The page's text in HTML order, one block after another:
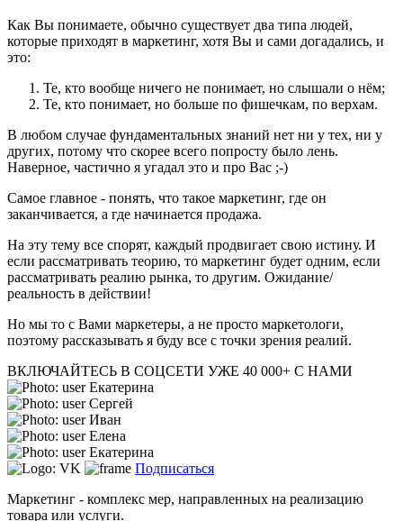
Как Вы понимаете, обычно существует два типа людей,
которые приходят в маркетинг, хотя Вы и сами догадались, и
это:
Те, кто вообще ничего не понимает, но слышали о нём;
Те, кто понимает, но больше по фишечкам, по верхам.
В любом случае фундаментальных знаний нет ни у тех, ни у
других, потому что скорее всего попросту было лень.
Наверное, частично я угадал это и про Вас ;-)
Самое главное - понять, что такое маркетинг, где он
заканчивается, а где начинается продажа.
На эту тему все спорят, каждый продвигает свою истину. И
если рассматривать теорию, то маркетинг будет одним, если
рассматривать реалию рынка, то другим. Ожидание/
реальность в действии!
Но мы то с Вами маркетеры, а не просто маркетологи,
поэтому рассказывать я буду все с точки зрения реалий.
ВКЛЮЧАЙТЕСЬ В СОЦСЕТИ УЖЕ 40 000+ С НАМИ
Екатерина
Сергей
Иван
Елена
Екатерина
Подписаться
Маркетинг - комплекс мер, направленных на реализацию
товара или услуги.